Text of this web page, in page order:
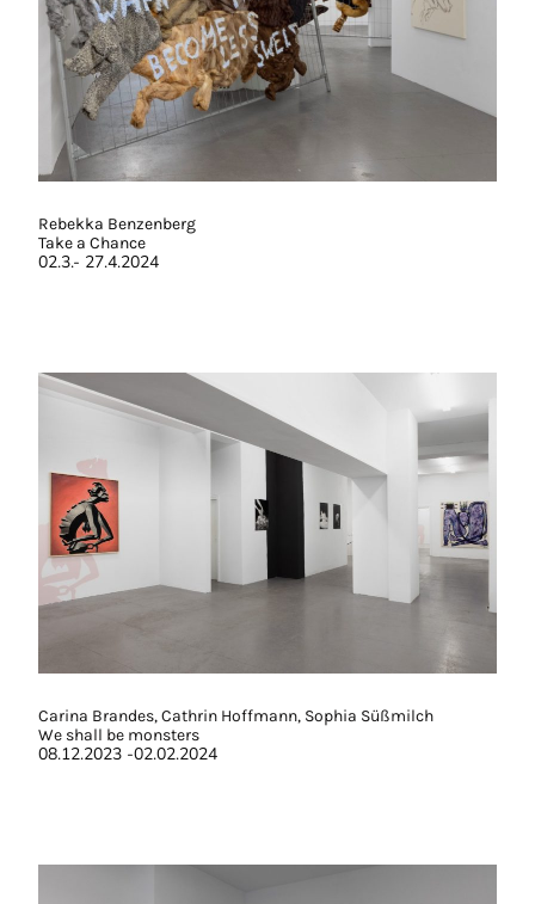
Rebekka Benzenberg
Take a Chance
02.3.- 27.4.2024
Carina Brandes, Cathrin Hoffmann, Sophia Süßmilch
We shall be monsters
08.12.2023 -02.02.2024